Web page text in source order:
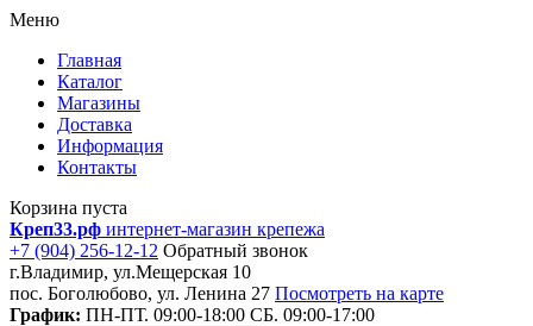
Меню
Главная
Каталог
Магазины
Доставка
Информация
Контакты
Корзина пуста
Креп33.рф интернет-магазин крепежа
+7 (904) 256-12-12 Обратный звонок
г.Владимир, ул.Мещерская 10
пос. Боголюбово, ул. Ленина 27 Посмотреть на карте
График: ПН-ПТ. 09:00-18:00 СБ. 09:00-17:00